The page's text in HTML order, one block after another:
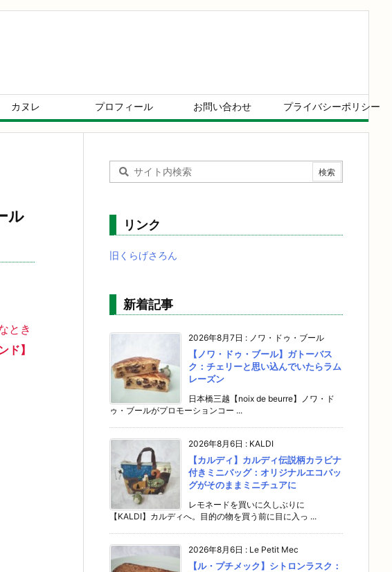
カヌレ プロフィール お問い合わせ プライバシーポリシー
ル
とき
ド】
リンク
旧くらげさろん
新着記事
2026年8月7日 : ノワ・ドゥ・ブール
【ノワ・ドゥ・ブール】ガトーバス
ク：チェリーと思い込んでいたらラム
レーズン
日本橋三越【noix de beurre】ノワ・ド
ゥ・ブールがプロモーションコー ...
2026年8月6日 : KALDI
【カルディ】カルディ伝説柄カラビナ
付きミニバッグ：オリジナルエコバッ
グがそのままミニチュアに
レモネードを買いに久しぶりに
【KALDI】カルディへ。目的の物を買う前に目に入っ ...
2026年8月6日 : Le Petit Mec
【ル・プチメック】シトロンラスク：